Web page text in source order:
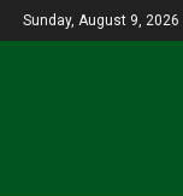
Sunday, August 9, 2026